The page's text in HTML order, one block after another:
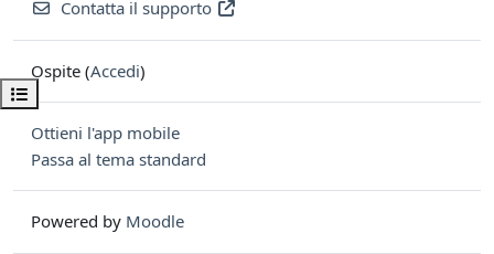
Apri indice del corso
Contatta il supporto
Ospite (Accedi)
Ottieni l'app mobile
Passa al tema standard
Powered by Moodle